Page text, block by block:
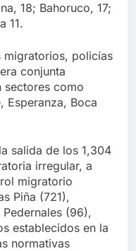
18; Bahoruco, 17;
11.
migratorios, policías
conjunta
sectores como
Esperanza, Boca
salida de los 1,304
irregular, a
migratorio
Piña (721),
(96),
establecidos en la
normativas